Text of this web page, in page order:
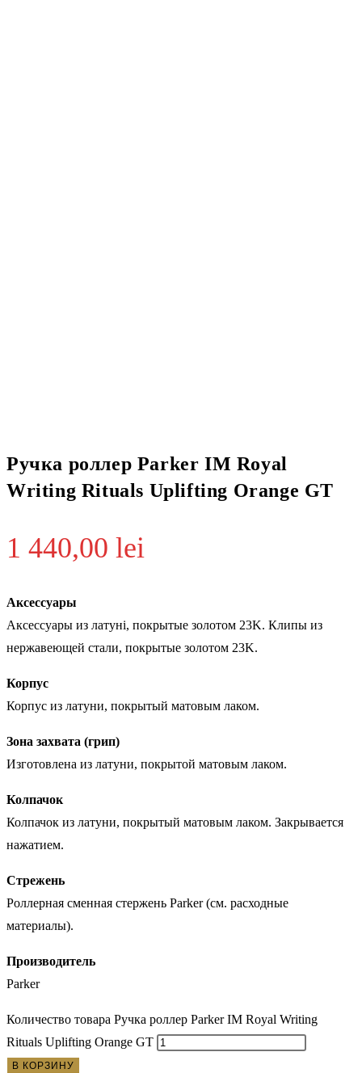
Ручка роллер Parker IM Royal
Writing Rituals Uplifting Orange GT
1 440,00 lei
Аксессуары
Аксессуары из латуні, покрытые золотом 23K. Клипы из
нержавеющей стали, покрытые золотом 23K.
Корпус
Корпус из латуни, покрытый матовым лаком.
Зона захвата (грип)
Изготовлена из латуни, покрытой матовым лаком.
Колпачок
Колпачок из латуни, покрытый матовым лаком. Закрывается
нажатием.
Стрежень
Роллерная сменная стержень Parker (см. расходные
материалы).
Производитель
Parker
Количество товара Ручка роллер Parker IM Royal Writing
Rituals Uplifting Orange GT
В КОРЗИНУ